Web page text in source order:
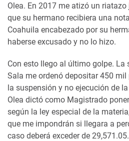
Olea. En 2017 me atizó un
que su hermano recibiera una
Coahuila encabezado por su
haberse excusado y no lo hizo.
Con esto llego al último golpe. La
Sala me ordenó depositar 450
la suspensión y no ejecución de
Olea dictó como Magistrado
según la ley especial de la
que me impondrán si llegara a
caso deberá exceder de 29,571.05.